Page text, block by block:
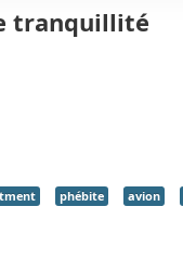
tranquillité
phébite avion